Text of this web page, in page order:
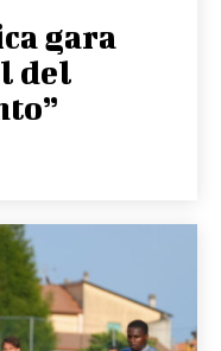
gara
del